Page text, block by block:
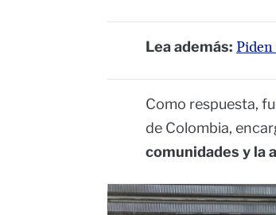
Lea además:
Como respuesta,
de Colombia,
comunidades y la